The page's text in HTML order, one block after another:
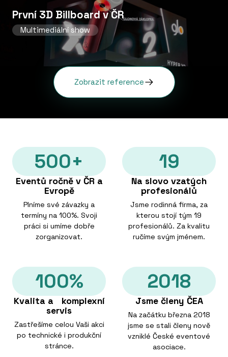
První 3D Billboard v ČR
Multimediální show
Zobrazit reference
500+
Eventů ročně v ČR a
Evropě
Plníme své závazky a
termíny na 100%. Svoji
práci si umíme dobře
zorganizovat.
19
Na slovo vzatých
profesionálů
Jsme rodinná firma, za
kterou stojí tým 19
profesionálů. Za kvalitu
ručíme svým jménem.
100%
Kvalita a komplexní
servis
Zastřešíme celou Vaši akci
po technické i produkční
stránce.
2018
Jsme členy ČEA
Na začátku března 2018
jsme se stali členy nově
vzniklé České eventové
asociace.